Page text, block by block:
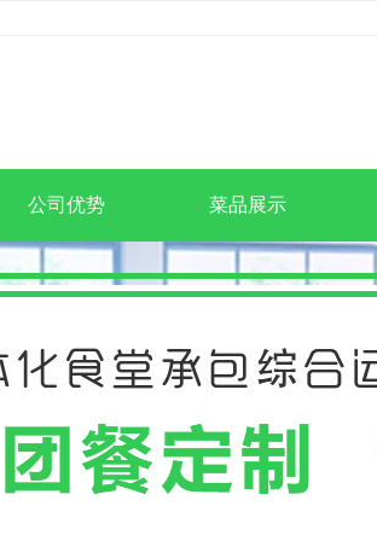
公司优势 菜品展示